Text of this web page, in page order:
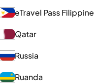
eTravel Pass Filippine
Qatar
Russia
Ruanda